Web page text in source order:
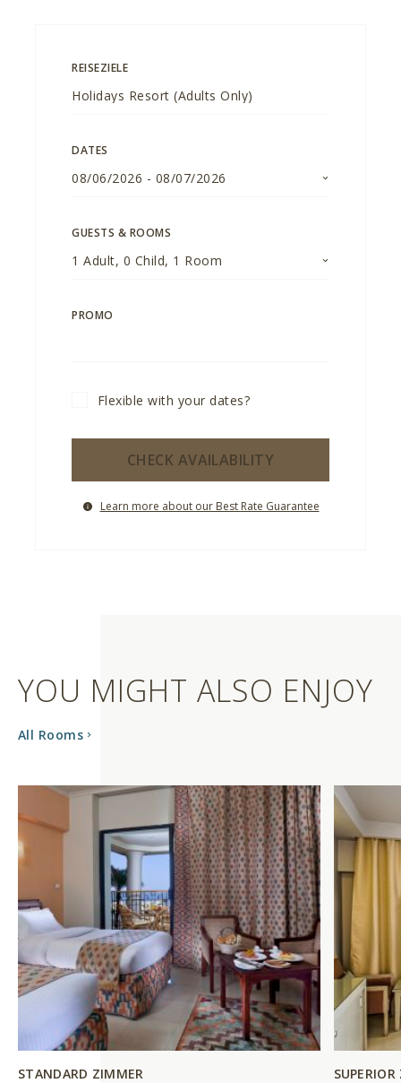
REISEZIELE
DATES
08/06/2026 - 08/07/2026
GUESTS & ROOMS
1 Adult, 0 Child, 1 Room
PROMO
Flexible with your dates?
CHECK AVAILABILITY
Learn more about our Best Rate Guarantee
YOU MIGHT ALSO ENJOY
All Rooms
STANDARD ZIMMER